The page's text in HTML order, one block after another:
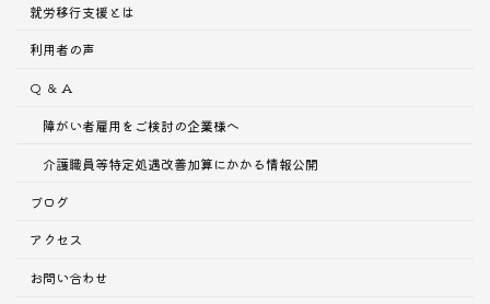
就労移行支援とは
利用者の声
Q ＆ A
障がい者雇用をご検討の企業様へ
介護職員等特定処遇改善加算にかかる情報公開
ブログ
アクセス
お問い合わせ